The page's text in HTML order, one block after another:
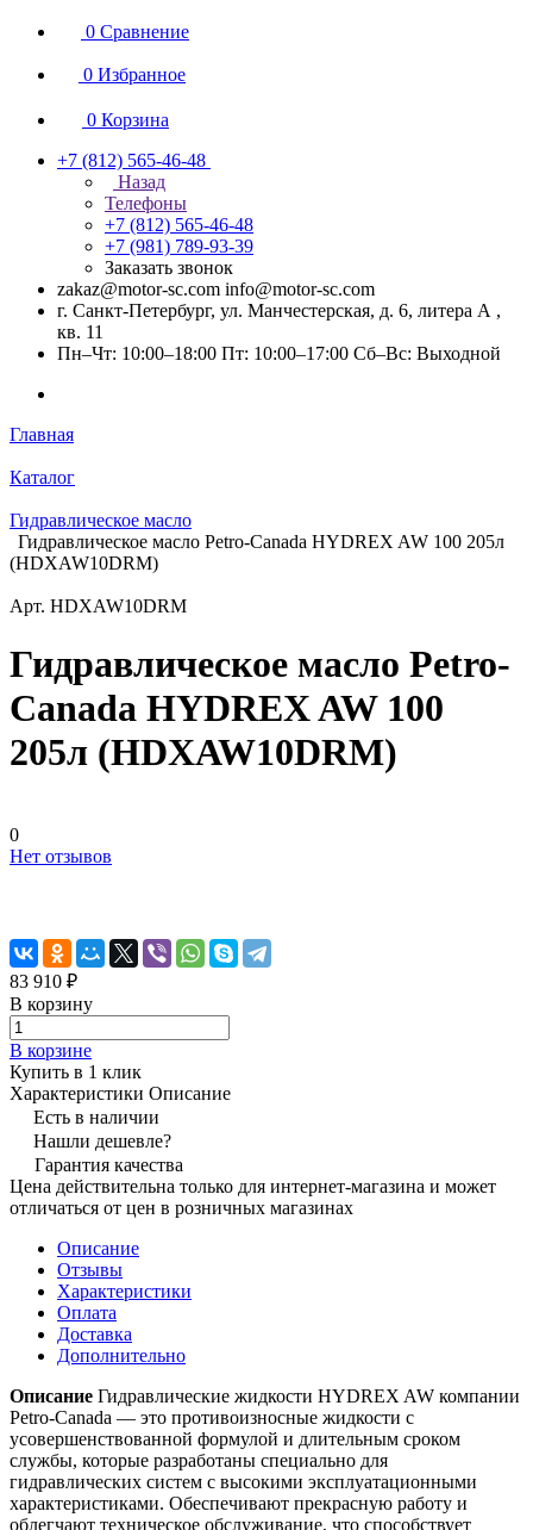
0 Сравнение
0 Избранное
0 Корзина
+7 (812) 565-46-48
Назад
Телефоны
+7 (812) 565-46-48
+7 (981) 789-93-39
Заказать звонок
zakaz@motor-sc.com info@motor-sc.com
г. Санкт-Петербург, ул. Манчестерская, д. 6, литера А ,
кв. 11
Пн–Чт: 10:00–18:00 Пт: 10:00–17:00 Сб–Вс: Выходной
Главная
Каталог
Гидравлическое масло
Гидравлическое масло Petro-Canada HYDREX AW 100 205л
(HDXAW10DRM)
Арт. HDXAW10DRM
Гидравлическое масло Petro-
Canada HYDREX AW 100
205л (HDXAW10DRM)
0
Нет отзывов
83 910 ₽
В корзину
В корзине
Купить в 1 клик
Характеристики Описание
Есть в наличии
Нашли дешевле?
Гарантия качества
Цена действительна только для интернет-магазина и может
отличаться от цен в розничных магазинах
Описание
Отзывы
Характеристики
Оплата
Доставка
Дополнительно
Описание Гидравлические жидкости HYDREX AW компании
Petro-Canada — это противоизносные жидкости с
усовершенствованной формулой и длительным сроком
службы, которые разработаны специально для
гидравлических систем с высокими эксплуатационными
характеристиками. Обеспечивают прекрасную работу и
облегчают техническое обслуживание, что способствует